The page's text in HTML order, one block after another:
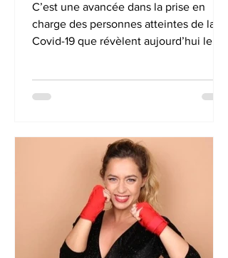
C’est une avancée dans la prise en
charge des personnes atteintes de la
Covid-19 que révèlent aujourd’hui le